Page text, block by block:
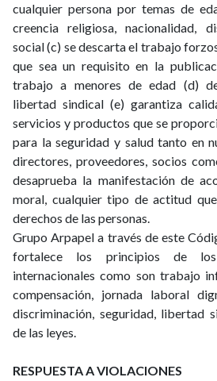
cualquier persona por temas de
creencia religiosa, nacionalidad,
social (c) se descarta el trabajo
que sea un requisito en la
trabajo a menores de edad (d)
libertad sindical (e) garantiza
servicios y productos que se
para la seguridad y salud tanto en
directores, proveedores, socios
desaprueba la manifestación de
moral, cualquier tipo de actitud
derechos de las personas.
Grupo Arpapel a través de este
fortalece los principios de los
internacionales como son trabajo
compensación, jornada laboral
discriminación, seguridad, libertad
de las leyes.
RESPUESTA A VIOLACIONES